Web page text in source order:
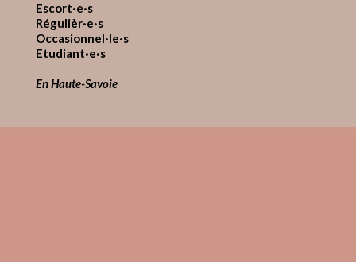
Escort·e·s
Régulièr·e·s
Occasionnel·le·s
Etudiant·e·s
En Haute-Savoie